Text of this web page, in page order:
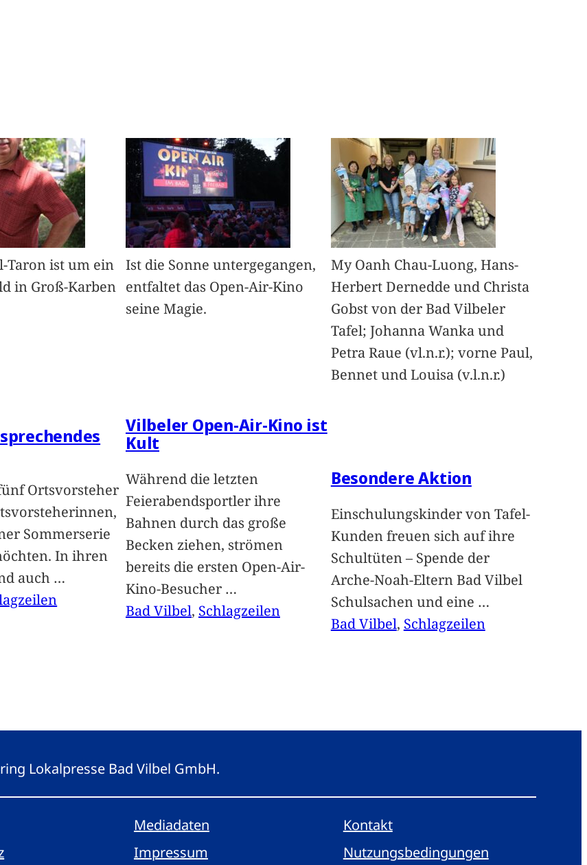
Taron ist um ein
in Groß-Karben
Ortsvorsteher
Sommerserie
In ihren
auch …
Ist die Sonne untergegangen,
entfaltet das Open-Air-Kino
seine Magie.
Vilbeler Open-Air-Kino ist
Kult
Während die letzten
Feierabendsportler ihre
Bahnen durch das große
Becken ziehen, strömen
bereits die ersten Open-Air-
Kino-Besucher …
Bad Vilbel, Schlagzeilen
My Oanh Chau-Luong, Hans-
Herbert Dernedde und Christa
Gobst von der Bad Vilbeler
Tafel; Johanna Wanka und
Petra Raue (vl.n.r.); vorne Paul,
Bennet und Louisa (v.l.n.r.)
Besondere Aktion
Einschulungskinder von Tafel-
Kunden freuen sich auf ihre
Schultüten – Spende der
Arche-Noah-Eltern Bad Vilbel
Schulsachen und eine …
Bad Vilbel, Schlagzeilen
Lokalpresse Bad Vilbel GmbH.
Mediadaten
Kontakt
Impressum Nutzungsbedingungen